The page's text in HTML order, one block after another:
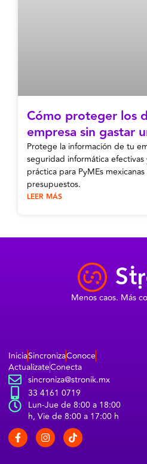
Cómo proteger los
empresa sin gastar
Protege la información de tu
seguridad informática efectivas
práctica para PyMEs
presupuestos.
LEER MÁS
Menos caos. Más
IniciaSincronizaConoce
ActualízateConecta
sincroniza@stronik.mx
33 4161 0719
Lun-Jue de 8:00 a 18:00
h, Vie de 8:00 a 17:00 h